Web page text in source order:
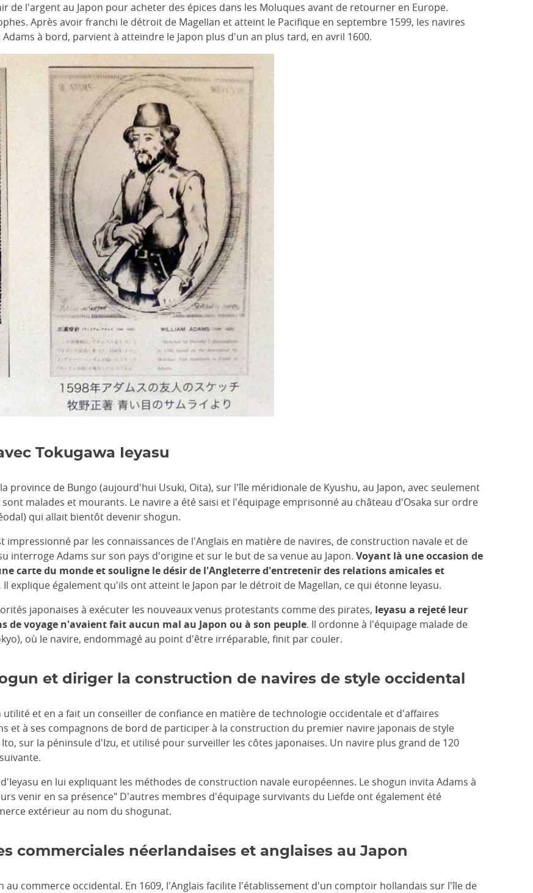
de l'argent au Japon pour acheter des épices dans les Moluques avant de retourner en Europe.
Après avoir franchi le détroit de Magellan et atteint le Pacifique en septembre 1599, les navires
à bord, parvient à atteindre le Japon plus d'un an plus tard, en avril 1600.
Tokugawa Ieyasu
province de Bungo (aujourd'hui Usuki, Oita), sur l'île méridionale de Kyushu, au Japon, avec seulement
malades et mourants. Le navire a été saisi et l'équipage emprisonné au château d'Osaka sur ordre
qui allait bientôt devenir shogun.
par les connaissances de l'Anglais en matière de navires, de construction navale et de
Adams sur son pays d'origine et sur le but de sa venue au Japon. Voyant là une occasion de
carte du monde et souligne le désir de l'Angleterre d'entretenir des relations amicales et
Il explique également qu'ils ont atteint le Japon par le détroit de Magellan, ce qui étonne Ieyasu.
japonaises à exécuter les nouveaux venus protestants comme des pirates, Ieyasu a rejeté leur
de voyage n'avaient fait aucun mal au Japon ou à son peuple. Il ordonne à l'équipage malade de
où le navire, endommagé au point d'être irréparable, finit par couler.
et diriger la construction de navires de style occidental
et en a fait un conseiller de confiance en matière de technologie occidentale et d'affaires
et à ses compagnons de bord de participer à la construction du premier navire japonais de style
sur la péninsule d'Izu, et utilisé pour surveiller les côtes japonaises. Un navire plus grand de 120
en lui expliquant les méthodes de construction navale européennes. Le shogun invita Adams à
venir en sa présence" D'autres membres d'équipage survivants du Liefde ont également été
extérieur au nom du shogunat.
commerciales néerlandaises et anglaises au Japon
au commerce occidental. En 1609, l'Anglais facilite l'établissement d'un comptoir hollandais sur l'île de